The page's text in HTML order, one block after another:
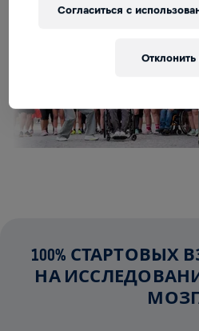
100% СТАРТОВЫХ
НА
Отклонить
Согласиться с